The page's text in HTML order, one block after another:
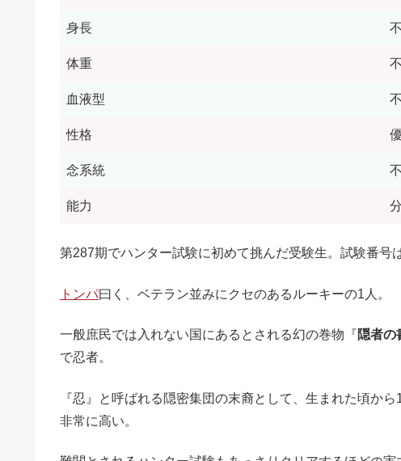
身長
体重
血液型
性格
念系統
能力
第287期でハンター試験に初めて挑んだ受験生。試験番号
トンパ曰く、ベテラン並みにクセのあるルーキーの1人。
一般庶民では入れない国にあるとされる幻の巻物『隠者の
で忍者。
『忍』と呼ばれる隠密集団の末裔として、生まれた頃か
非常に高い。